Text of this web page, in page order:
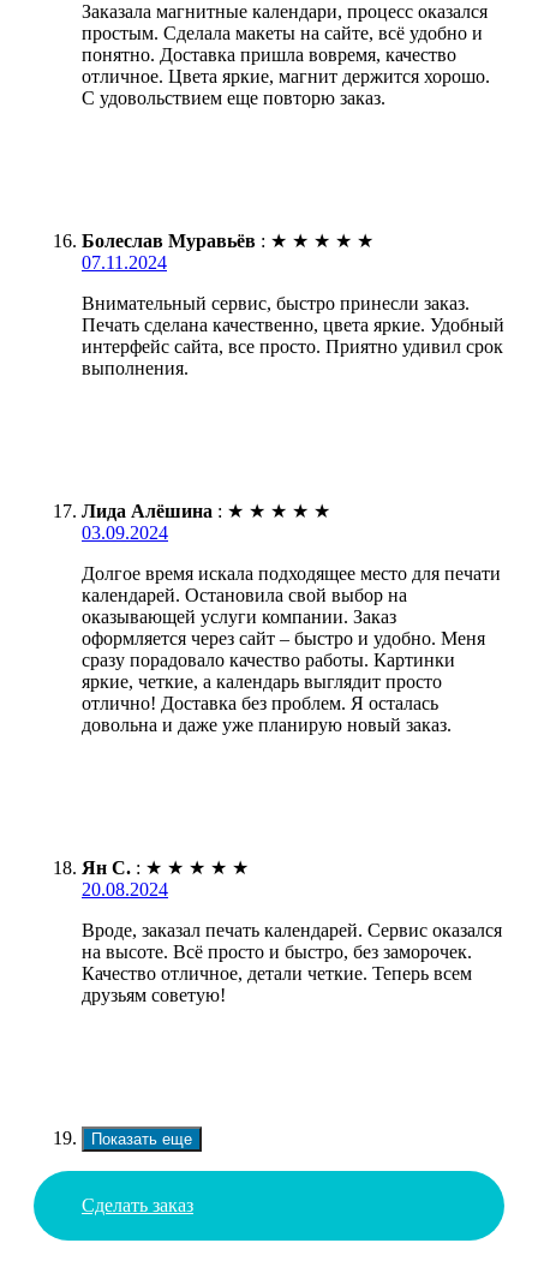
Заказала магнитные календари, процесс оказался
простым. Сделала макеты на сайте, всё удобно и
понятно. Доставка пришла вовремя, качество
отличное. Цвета яркие, магнит держится хорошо.
С удовольствием еще повторю заказ.
Болеслав Муравьёв : ★ ★ ★ ★ ★
07.11.2024
Внимательный сервис, быстро принесли заказ.
Печать сделана качественно, цвета яркие. Удобный
интерфейс сайта, все просто. Приятно удивил срок
выполнения.
Лида Алёшина : ★ ★ ★ ★ ★
03.09.2024
Долгое время искала подходящее место для печати
календарей. Остановила свой выбор на
оказывающей услуги компании. Заказ
оформляется через сайт – быстро и удобно. Меня
сразу порадовало качество работы. Картинки
яркие, четкие, а календарь выглядит просто
отлично! Доставка без проблем. Я осталась
довольна и даже уже планирую новый заказ.
Ян С. : ★ ★ ★ ★ ★
20.08.2024
Вроде, заказал печать календарей. Сервис оказался
на высоте. Всё просто и быстро, без заморочек.
Качество отличное, детали четкие. Теперь всем
друзьям советую!
Показать еще
Сделать заказ